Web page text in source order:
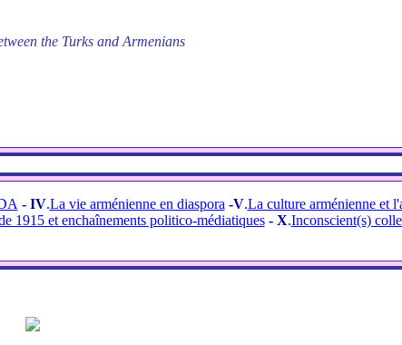
the Turks and Armenians
- IV.La vie arménienne en diaspora -V.La culture arménienne et
1915 et enchaînements politico-médiatiques- X.Inconscient(s)